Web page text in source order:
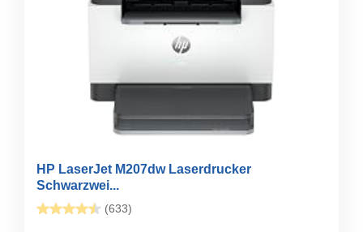
HP LaserJet M207dw Laserdrucker
Schwarzwei...
(633)